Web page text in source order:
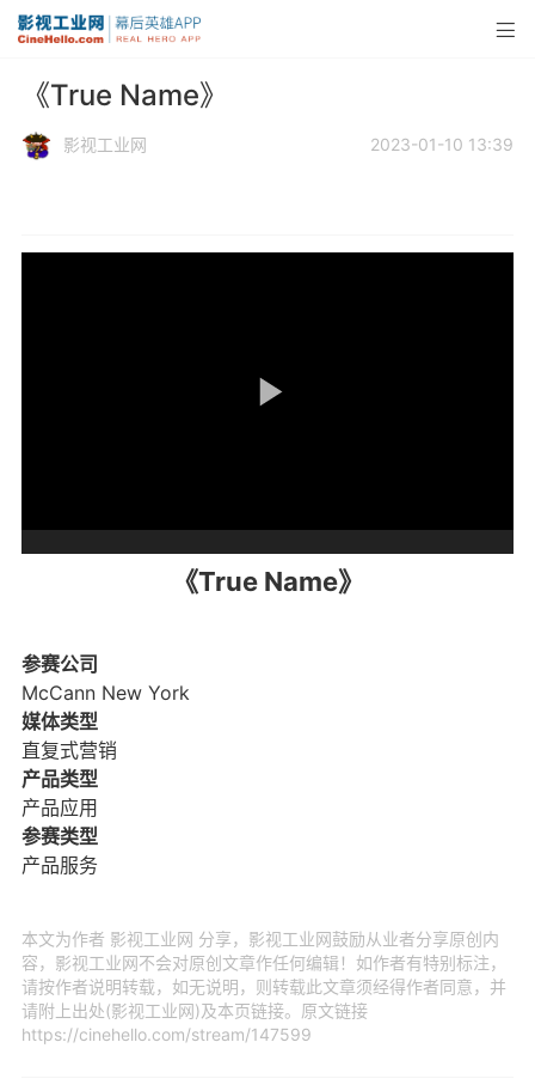
《True Name》
影视工业网 2023-01-10 13:39
《True Name》
参赛公司
McCann New York
媒体类型
直复式营销
产品类型
产品应用
参赛类型
产品服务
本文为作者 影视工业网 分享，影视工业网鼓励从业者分享原创内
容，影视工业网不会对原创文章作任何编辑！如作者有特别标注，
请按作者说明转载，如无说明，则转载此文章须经得作者同意，并
请附上出处(影视工业网)及本页链接。原文链接
https://cinehello.com/stream/147599